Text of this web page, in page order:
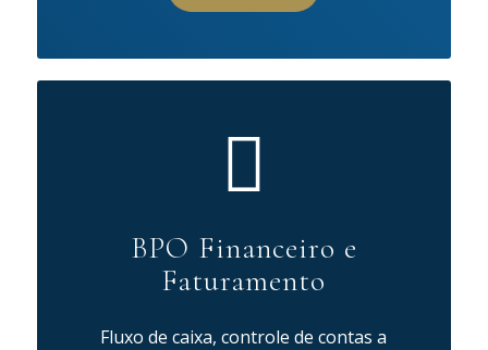
BPO Financeiro e
Faturamento
Fluxo de caixa, controle de contas a